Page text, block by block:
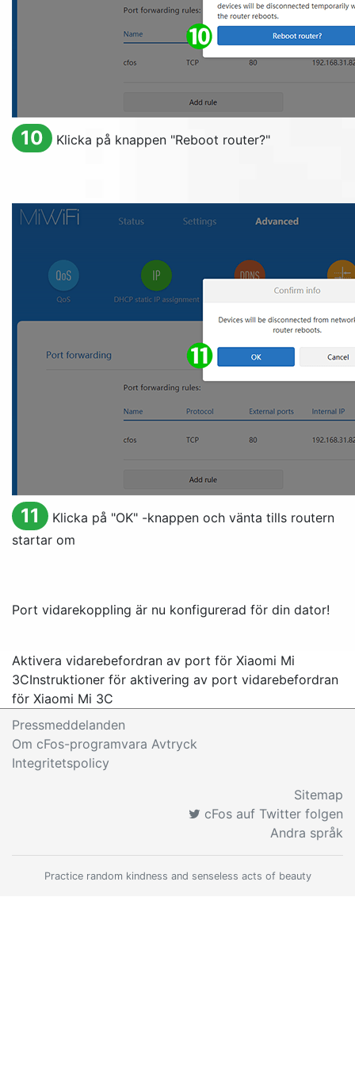
10 Klicka på knappen "Reboot router?"
11 Klicka på "OK" -knappen och vänta tills routern
startar om
Port vidarekoppling är nu konfigurerad för din dator!
Aktivera vidarebefordran av port för Xiaomi Mi
3CInstruktioner för aktivering av port vidarebefordran
för Xiaomi Mi 3C
Pressmeddelanden
Om cFos-programvara Avtryck
Integritetspolicy
Sitemap
cFos auf Twitter folgen
Andra språk
Practice random kindness and senseless acts of beauty